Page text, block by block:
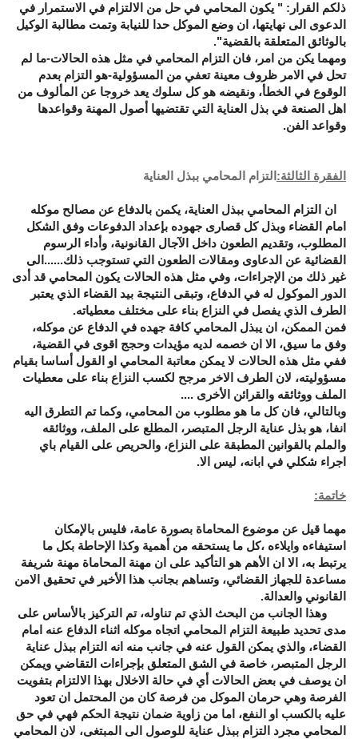
ذلكم القرار: " يكون المحامي في حل من الالتزام في الاستمرار في
الدعوى الى نهايتها، ان وضع الموكل حدا للنيابة وتمت مطالبة الوكيل
بالوثائق المتعلقة بالقضية".
ومهما يكن من امر، فان التزام المحامي في مثل هذه الحالات-ما لم
تحل في الامر ظروف معينة تعفي من المسؤولية-هو التزام بعدم
الوقوع في الخطأ، ونقيضه هو كل سلوك يعد خروجا عن المألوف من
اهل الصنعة في بذل العناية التي تقتضيها أصول المهنة وقواعدها
وقواعد الفن.
الفقرة الثالثة: التزام المحامي ببذل العناية
ان التزام المحامي ببذل العناية، يكمن بالدفاع عن مصالح موكله
امام القضاء وبذل كل قصارى جهوده بإعداد الدفوعات وفق الشكل
المطلوب، وتقديم الطعون داخل الآجال القانونية، وأداء الرسوم
القضائية عن الدعاوى ومقالات الطعون التي تستوجب ذلك......الى
غير ذلك من الإجراءات، وفي مثل هذه الحالات يكون المحامي قد أدى
الدور الموكول له في الدفاع، وتبقى النتيجة بيد القضاء الذي يعتبر
الطرف الذي يفصل في النزاع بناء على مختلف معطياته.
فمن الممكن، ان يبذل المحامي كافة جهده في الدفاع عن موكله،
وفق ما سيق، الا ان خصمه لديه مؤيدات وحجج اقوى في القضية،
ففي مثل هذه الحالات لا يمكن معاتبة المحامي او القول أساسا بقيام
مسؤوليته، لان الطرف الاخر مرجح لكسب النزاع بناء على معطيات
الملف ووثائقه والقرائن الأخرى ....
وبالتالي، فان كل ما هو مطلوب من المحامي، وكما تم التطرق اليه
انفا، هو بذل عناية الرجل المتبصر، المطلع على الملف، ووثائقه
والملم بالقوانين المطبقة على النزاع، والحريص على القيام باي
اجراء شكلي في ابانه، ليس الا.
خاتمة:
مهما قيل عن موضوع المحاماة بصورة عامة، فليس بالإمكان
استيفاءه وايلاءه ،كل ما يستحقه من أهمية وكذا الإحاطة بكل ما
يرتبط به، الا ان الأهم هو التأكيد على ان مهنة المحاماة مهنة شريفة
مساعدة للجهاز القضائي، وتساهم بجانب هذا الأخير في تحقيق الامن
القانوني والعدالة.
وهذا الجانب من البحث الذي تم تناوله، تم التركيز بالأساس على
مدى تحديد طبيعة التزام المحامي اتجاه موكله اثناء الدفاع عنه امام
القضاء، والذي يمكن القول عنه في جانب منه انه التزام ببذل عناية
الرجل المتبصر، خاصة في الشق المتعلق بإجراءات التقاضي ويمكن
ان يوصف في بعض الحالات أي في حالة الاخلال بهذا الالتزام بتفويت
الفرصة وهي حرمان الموكل من فرصة كان من المحتمل ان تعود
عليه بالكسب او النفع، اما من زاوية ضمان نتيجة الحكم فهي في حق
المحامي مجرد التزام ببذل عناية للوصول الى المبتغى، لان المحامي